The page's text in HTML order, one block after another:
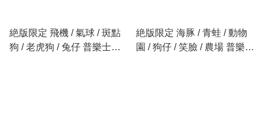
絶版限定 飛機 / 氣球 / 斑點
狗 / 老虎狗 / 兔仔 普樂士
絶版限定 海豚 / 青蛙 / 動物
園 / 狗仔 / 笑臉 / 農場 普樂士